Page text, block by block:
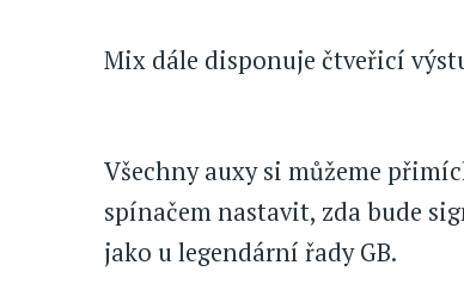
Mix dále disponuje čtveřicí
Všechny auxy si můžeme
spínačem nastavit, zda bude
jako u legendární řady GB.